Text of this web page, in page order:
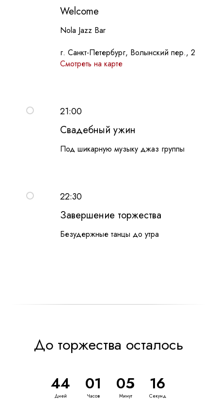
Welcome
Nola Jazz Bar
г. Санкт-Петербург, Волынский пер., 2
Смотреть на карте
21:00
Свадебный ужин
Под шикарную музыку джаз группы
22:30
Завершение торжества
Безудержные танцы до утра
До торжества осталось
44
Дней
01
Часов
05
Минут
16
Секунд